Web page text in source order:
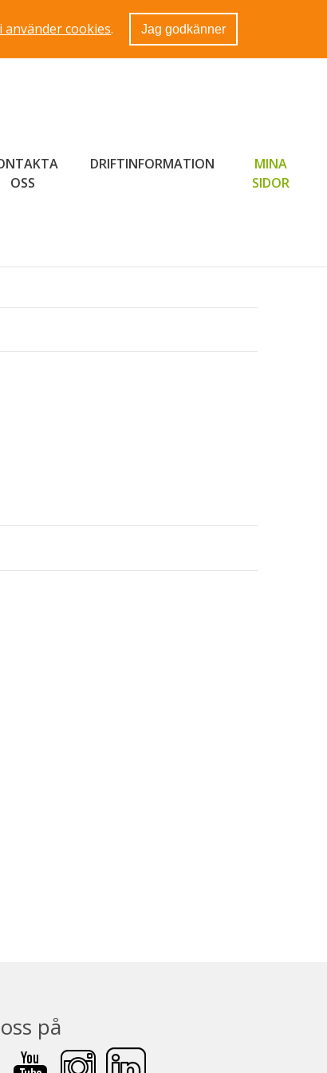
använder cookies. Jag godkänner
OSS
DRIFTINFORMATION
MINA
SIDOR
på